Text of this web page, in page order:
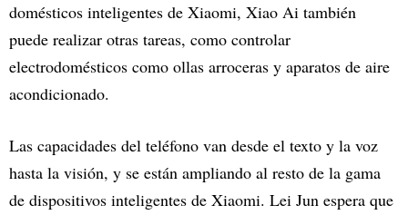
domésticos inteligentes de Xiaomi, Xiao Ai también
puede realizar otras tareas, como controlar
electrodomésticos como ollas arroceras y aparatos de aire
acondicionado.
Las capacidades del teléfono van desde el texto y la voz
hasta la visión, y se están ampliando al resto de la gama
de dispositivos inteligentes de Xiaomi. Lei Jun espera que